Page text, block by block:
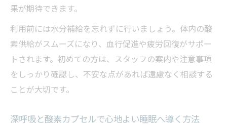
果が期待できます。
利用前には水分補給を忘れずに行いましょう。体内の酸
素供給がスムーズになり、血行促進や疲労回復がサポー
トされます。初めての方は、スタッフの案内や注意事項
をしっかり確認し、不安な点があれば遠慮なく相談する
ことが大切です。
深呼吸と酸素カプセルで心地よい睡眠へ導く方法